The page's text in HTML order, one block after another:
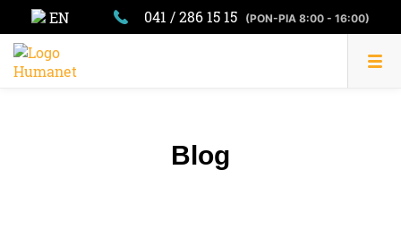
EN 041 / 286 15 15 (PON-PIA 8:00 - 16:00)
Blog